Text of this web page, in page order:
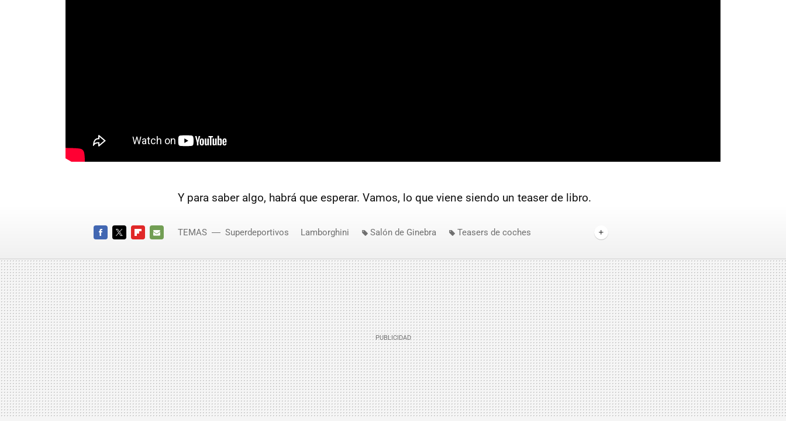
Y para saber algo, habrá que esperar. Vamos, lo que viene siendo un teaser de libro.
MAIL
TEMAS Superdeportivos Lamborghini Salón de Ginebra
Teasers de coches